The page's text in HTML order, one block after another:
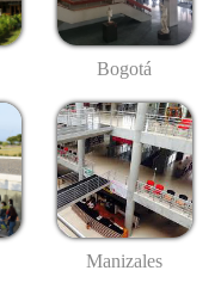
Bogotá
Manizales